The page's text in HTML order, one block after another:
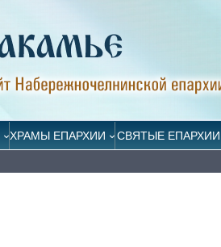
ХРАМЫ ЕПАРХИИ СВЯТЫЕ ЕПАРХИИ